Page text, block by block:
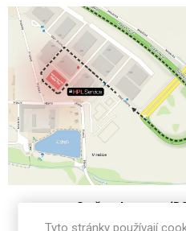
Směr od severu
Tyto stránky používají